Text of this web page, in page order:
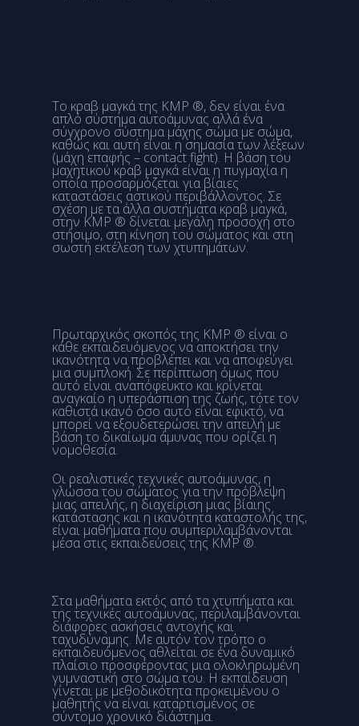
Το κραβ μαγκά της KMP ®, δεν είναι ένα
απλό σύστημα αυτοάμυνας αλλά ένα
σύγχρονο σύστημα μάχης σώμα με σώμα,
καθώς και αυτή είναι η σημασία των λέξεων
(μάχη επαφής – contact fight). Η βάση του
μαχητικού κραβ μαγκά είναι η πυγμαχία η
οποία προσαρμόζεται για βίαιες
καταστάσεις αστικού περιβάλλοντος. Σε
σχέση με τα άλλα συστήματα κραβ μαγκά,
στην KMP ® δίνεται μεγάλη προσοχή στο
στήσιμο, στη κίνηση του σώματος και στη
σωστή εκτέλεση των χτυπημάτων.
Πρωταρχικός σκοπός της KMP ® είναι ο
κάθε εκπαιδευόμενος να αποκτήσει την
ικανότητα να προβλέπει και να αποφεύγει
μια συμπλοκή. Σε περίπτωση όμως που
αυτό είναι αναπόφευκτο και κρίνεται
αναγκαίο η υπεράσπιση της ζωής, τότε τον
καθιστά ικανό όσο αυτό είναι εφικτό, να
μπορεί να εξουδετερώσει την απειλή με
βάση το δικαίωμα άμυνας που ορίζει η
νομοθεσία.
Οι ρεαλιστικές τεχνικές αυτοάμυνας, η
γλώσσα του σώματος για την πρόβλεψη
μιας απειλής, η διαχείριση μιας βίαιης
κατάστασης και η ικανότητα καταστολής της,
είναι μαθήματα που συμπεριλαμβάνονται
μέσα στις εκπαιδεύσεις της KMP ®.
Στα μαθήματα εκτός από τα χτυπήματα και
της τεχνικές αυτοάμυνας, περιλαμβάνονται
διάφορες ασκήσεις αντοχής και
ταχυδύναμης. Με αυτόν τον τρόπο ο
εκπαιδευόμενος αθλείται σε ένα δυναμικό
πλαίσιο προσφέροντας μια ολοκληρωμένη
γυμναστική στο σώμα του. Η εκπαίδευση
γίνεται με μεθοδικότητα προκειμένου ο
μαθητής να είναι καταρτισμένος σε
σύντομο χρονικό διάστημα.